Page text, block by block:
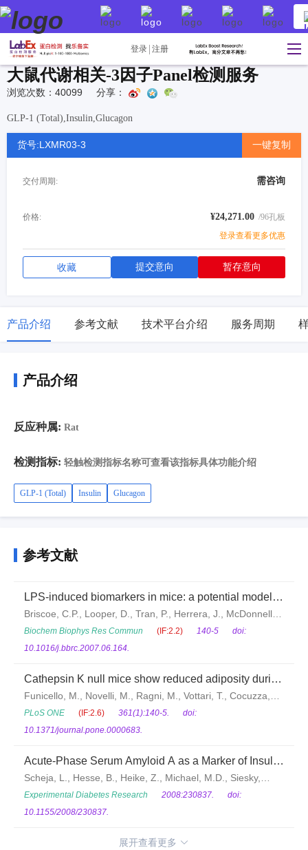
登录 注册
大鼠代谢相关-3因子Panel检测服务
浏览次数：40099 分享：
GLP-1 (Total),Insulin,Glucagon
货号:LXMR03-3 一键复制
交付周期: 需咨询
价格: ¥24,271.00 /96孔板
登录查看更多优惠
收藏 提交意向 暂存意向
产品介绍 参考文献 技术平台介绍 服务周期
产品介绍
反应种属: Rat
检测指标: 轻触检测指标名称可查看该指标具体功能介绍
GLP-1 (Total) Insulin Glucagon
参考文献
LPS-induced biomarkers in mice: a potential model
for identifying insulin sensitizers
Briscoe, C.P., Looper, D., Tran, P., Herrera, J., McDonnell,
S.R., Bhat, B.G.
Biochem Biophys Res Commun (IF:2.2) 140-5
doi:
10.1016/j.bbrc.2007.06.164.
Cathepsin K null mice show reduced adiposity during
the rapid accumulation of fat stores
Funicello, M., Novelli, M., Ragni, M., Vottari, T., Cocuzza,
C., Soriano-Lopez, J., Chiellini, C., Boschi, F., Marzola, P.,
Masiello, P., Saftig, P., Santini, F., St-Jacques, R.,
Pinchera, A., Maffei, M.
PLoS ONE (IF:2.6) 361(1):140-5.
doi:
10.1371/journal.pone.0000683.
Acute-Phase Serum Amyloid A as a Marker of Insulin
Resistance in Mice
Scheja, L., Hesse, B., Heike, Z., Michael, M.D., Siesky,
A.M., Pospisil, H, Beisiegel, U., Seedorf, K.
Experimental Diabetes Research 2008:230837.
doi:
10.1155/2008/230837.
展开查看更多